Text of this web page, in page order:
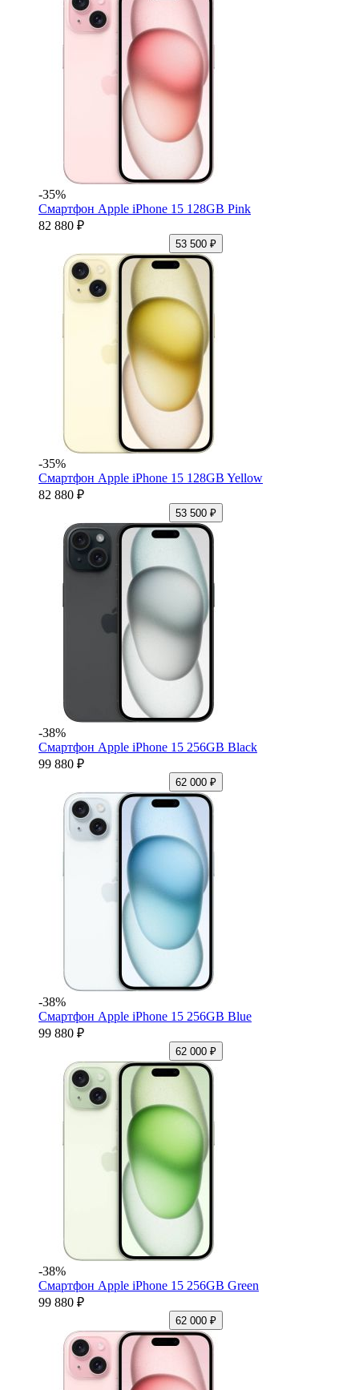
-35%
Смартфон Apple iPhone 15 128GB Pink
82 880 ₽
53 500 ₽
-35%
Смартфон Apple iPhone 15 128GB Yellow
82 880 ₽
53 500 ₽
-38%
Смартфон Apple iPhone 15 256GB Black
99 880 ₽
62 000 ₽
-38%
Смартфон Apple iPhone 15 256GB Blue
99 880 ₽
62 000 ₽
-38%
Смартфон Apple iPhone 15 256GB Green
99 880 ₽
62 000 ₽